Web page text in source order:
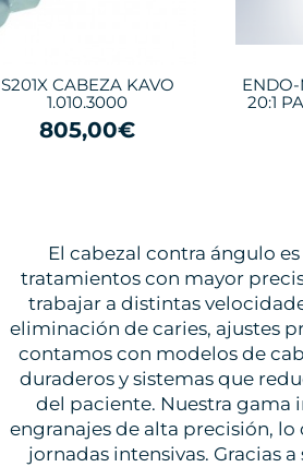
S201X CABEZA KAVO
1.010.3000
805,00€
ENDO-
20:1
El cabezal contra ángulo
tratamientos con mayor
trabajar a distintas
eliminación de caries, ajustes
contamos con modelos de
duraderos y sistemas que
del paciente. Nuestra gama
engranajes de alta precisión,
jornadas intensivas. Gracias